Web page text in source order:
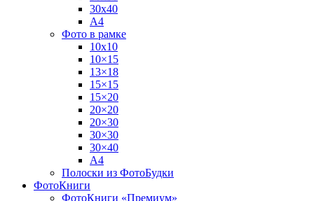
30х40
А4
Фото в рамке
10х10
10×15
13×18
15×15
15×20
20×20
20×30
30×30
30×40
A4
Полоски из ФотоБудки
ФотоКниги
ФотоКниги «Премиум»